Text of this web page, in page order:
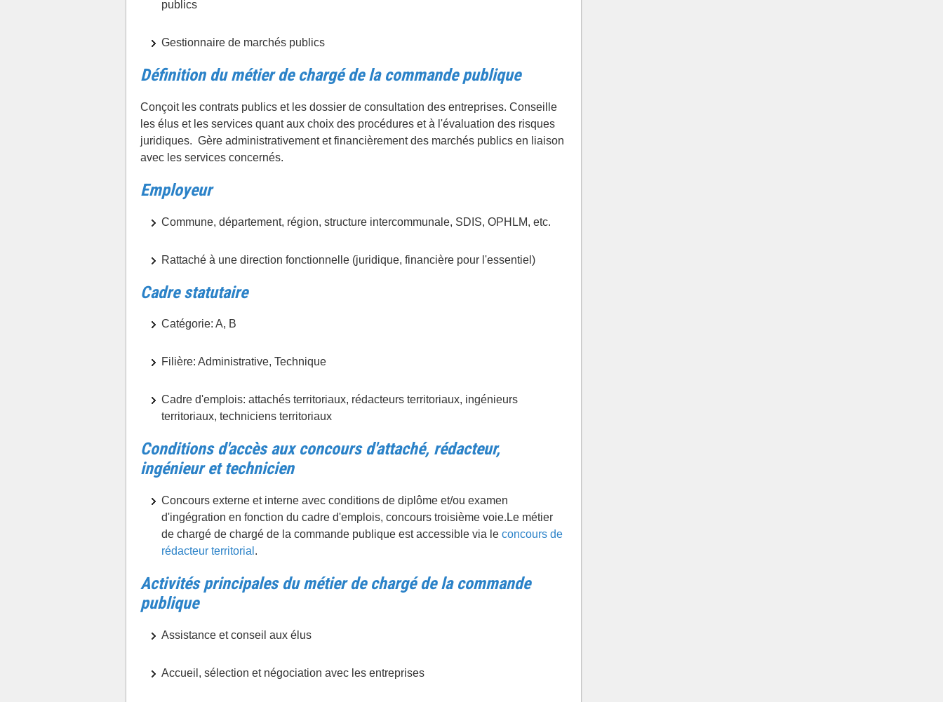
publics
Gestionnaire de marchés publics
Définition du métier de chargé de la commande publique
Conçoit les contrats publics et les dossier de consultation des entreprises. Conseille
les élus et les services quant aux choix des procédures et à l'évaluation des risques
juridiques. Gère administrativement et financièrement des marchés publics en liaison
avec les services concernés.
Employeur
Commune, département, région, structure intercommunale, SDIS, OPHLM, etc.
Rattaché à une direction fonctionnelle (juridique, financière pour l'essentiel)
Cadre statutaire
Catégorie: A, B
Filière: Administrative, Technique
Cadre d'emplois: attachés territoriaux, rédacteurs territoriaux, ingénieurs
territoriaux, techniciens territoriaux
Conditions d'accès aux concours d'attaché, rédacteur,
ingénieur et technicien
Concours externe et interne avec conditions de diplôme et/ou examen
d'ingégration en fonction du cadre d'emplois, concours troisième voie.Le métier
de chargé de chargé de la commande publique est accessible via le concours de
rédacteur territorial .
Activités principales du métier de chargé de la commande
publique
Assistance et conseil aux élus
Accueil, sélection et négociation avec les entreprises